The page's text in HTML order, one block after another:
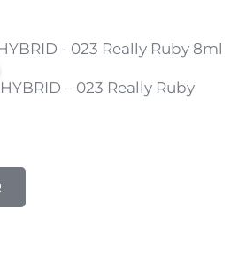
– 023 Really Ruby